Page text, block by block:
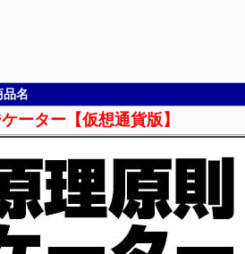
品名
ーター【仮想通貨版】